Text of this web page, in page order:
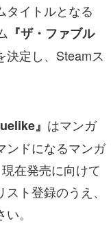
タイトルとなる
『ザ・ファブル
決定し、Steamス
』 はマンガ
ンドになるマンガ
在発売に向けて
ト登録のうえ、
。